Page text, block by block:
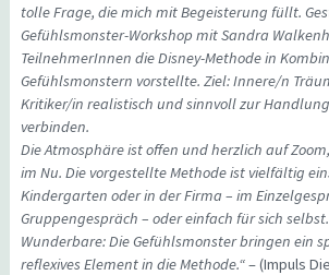
tolle Frage, die mich mit Begeisterung füllt.
Gefühlsmonster-Workshop mit Sandra
TeilnehmerInnen die Disney-Methode in
Gefühlsmonstern vorstellte. Ziel: Innere/n
Kritiker/in realistisch und sinnvoll zur
verbinden.
Die Atmosphäre ist offen und herzlich auf
im Nu. Die vorgestellte Methode ist vielfältig
Kindergarten oder in der Firma – im
Gruppengespräch – oder einfach für sich
Wunderbare: Die Gefühlsmonster bringen ein
reflexives Element in die Methode.“– (Impuls